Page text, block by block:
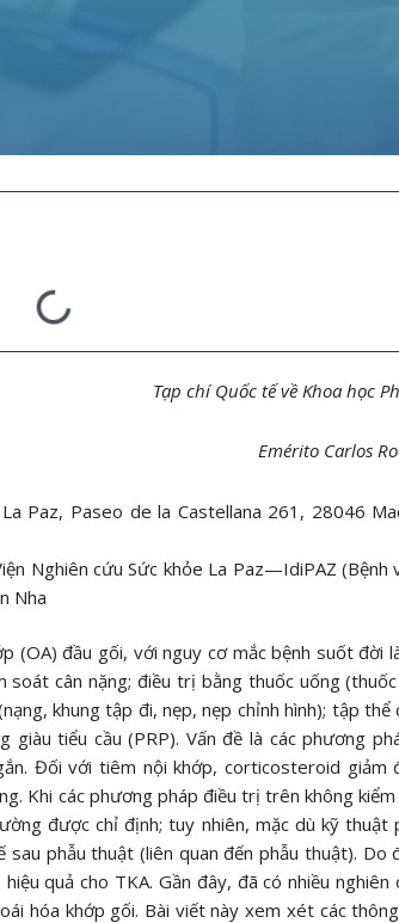
Tạp chí Quốc tế về Khoa học
Emérito Carlos
Paz, Paseo de la Castellana 261, 28046
Nghiên cứu Sức khỏe La Paz—IdiPAZ (Bệnh
Nha
đầu gối, với nguy cơ mắc bệnh suốt đời
cân nặng; điều trị bằng thuốc uống
khung tập đi, nẹp, nẹp chỉnh hình); tập
tiểu cầu (PRP). Vấn đề là các phương
Đối với tiêm nội khớp, corticosteroid giảm
Khi các phương pháp điều trị trên không
được chỉ định; tuy nhiên, mặc dù kỹ thuật
phẫu thuật (liên quan đến phẫu thuật). Do
quả cho TKA. Gần đây, đã có nhiều
hóa khớp gối. Bài viết này xem xét các